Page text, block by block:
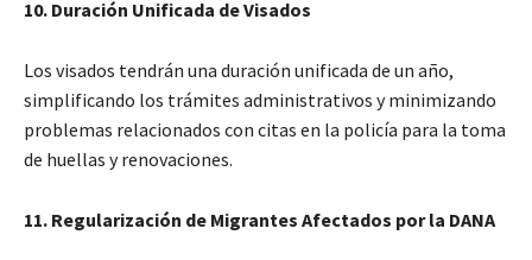
10. Duración Unificada de Visados
Los visados tendrán una duración unificada de un año,
simplificando los trámites administrativos y minimizando
problemas relacionados con citas en la policía para la toma
de huellas y renovaciones.
11. Regularización de Migrantes Afectados por la DANA